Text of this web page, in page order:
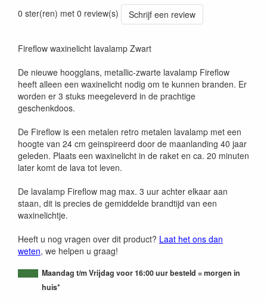
0 ster(ren) met 0 review(s)
Schrijf een review
Fireflow waxinelicht lavalamp Zwart
De nieuwe hoogglans, metallic-zwarte lavalamp Fireflow
heeft alleen een waxinelicht nodig om te kunnen branden. Er
worden er 3 stuks meegeleverd in de prachtige
geschenkdoos.
De Fireflow is een metalen retro metalen lavalamp met een
hoogte van 24 cm geinspireerd door de maanlanding 40 jaar
geleden. Plaats een waxinelicht in de raket en ca. 20 minuten
later komt de lava tot leven.
De lavalamp Fireflow mag max. 3 uur achter elkaar aan
staan, dit is precies de gemiddelde brandtijd van een
waxinelichtje.
Heeft u nog vragen over dit product? Laat het ons dan
weten, we helpen u graag!
Maandag t/m Vrijdag voor 16:00 uur besteld = morgen in
huis*